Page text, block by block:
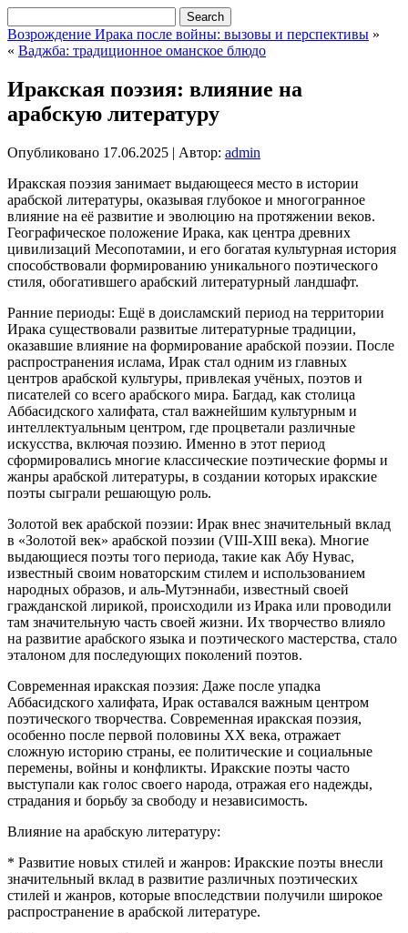
Возрождение Ирака после войны: вызовы и перспективы »
« Ваджба: традиционное оманское блюдо
Иракская поэзия: влияние на
арабскую литературу
Опубликовано 17.06.2025 | Автор: admin
Иракская поэзия занимает выдающееся место в истории
арабской литературы, оказывая глубокое и многогранное
влияние на её развитие и эволюцию на протяжении веков.
Географическое положение Ирака, как центра древних
цивилизаций Месопотамии, и его богатая культурная история
способствовали формированию уникального поэтического
стиля, обогатившего арабский литературный ландшафт.
Ранние периоды: Ещё в доисламский период на территории
Ирака существовали развитые литературные традиции,
оказавшие влияние на формирование арабской поэзии. После
распространения ислама, Ирак стал одним из главных
центров арабской культуры, привлекая учёных, поэтов и
писателей со всего арабского мира. Багдад, как столица
Аббасидского халифата, стал важнейшим культурным и
интеллектуальным центром, где процветали различные
искусства, включая поэзию. Именно в этот период
сформировались многие классические поэтические формы и
жанры арабской литературы, в создании которых иракские
поэты сыграли решающую роль.
Золотой век арабской поэзии: Ирак внес значительный вклад
в «Золотой век» арабской поэзии (VIII-XIII века). Многие
выдающиеся поэты того периода, такие как Абу Нувас,
известный своим новаторским стилем и использованием
народных образов, и аль-Мутэннаби, известный своей
гражданской лирикой, происходили из Ирака или проводили
там значительную часть своей жизни. Их творчество влияло
на развитие арабского языка и поэтического мастерства, стало
эталоном для последующих поколений поэтов.
Современная иракская поэзия: Даже после упадка
Аббасидского халифата, Ирак оставался важным центром
поэтического творчества. Современная иракская поэзия,
особенно после первой половины XX века, отражает
сложную историю страны, ее политические и социальные
перемены, войны и конфликты. Иракские поэты часто
выступали как голос своего народа, отражая его надежды,
страдания и борьбу за свободу и независимость.
Влияние на арабскую литературу:
* Развитие новых стилей и жанров: Иракские поэты внесли
значительный вклад в развитие различных поэтических
стилей и жанров, которые впоследствии получили широкое
распространение в арабской литературе.